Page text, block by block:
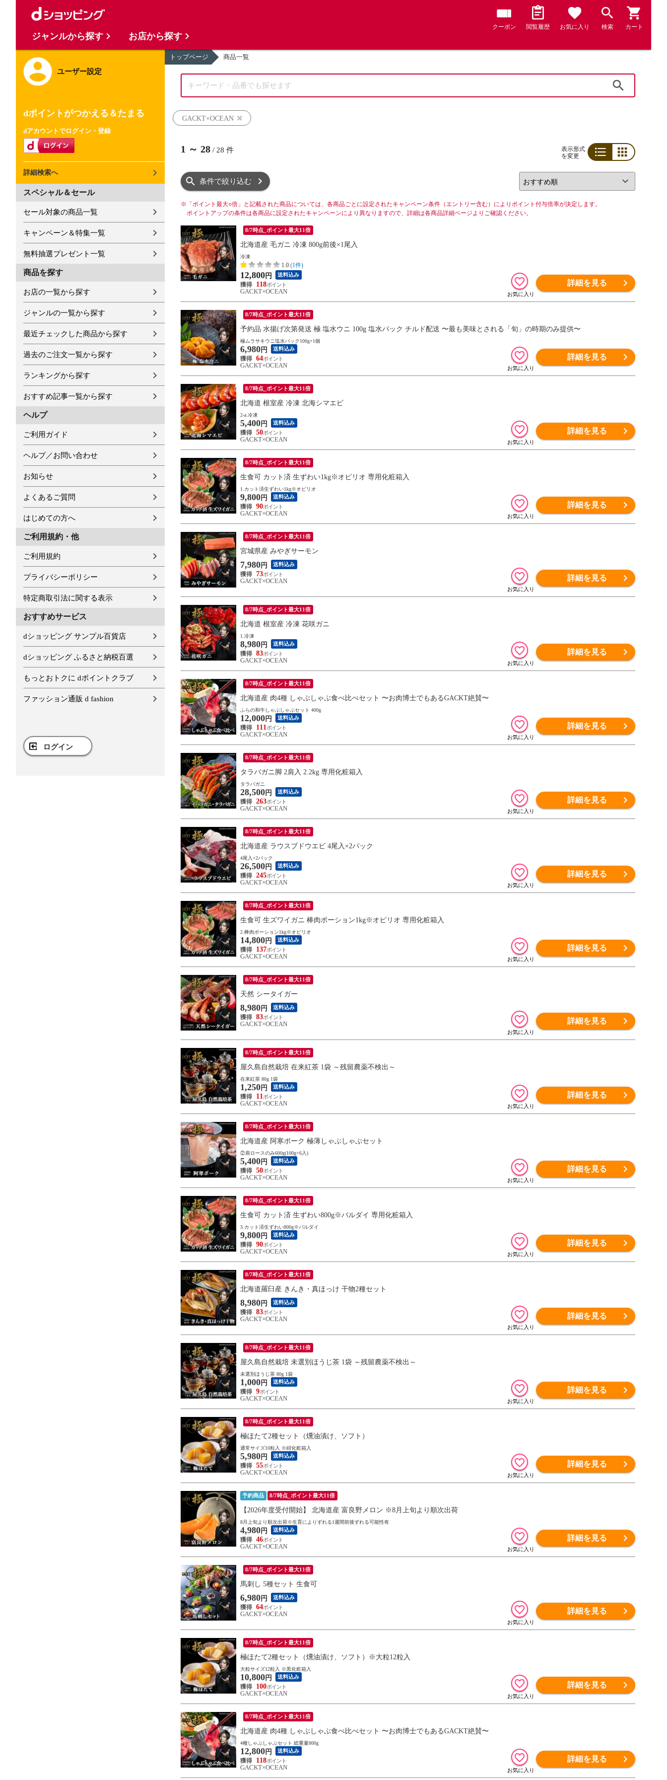
クーポン 閲覧履歴 お気に入り 検索 カート
ユーザー設定
dポイントがつかえる＆たまる
dアカウントでログイン・登録
詳細検索へ
スペシャル＆セール
セール対象の商品一覧
キャンペーン＆特集一覧
無料抽選プレゼント一覧
商品を探す
お店の一覧から探す
ジャンルの一覧から探す
最近チェックした商品から探す
過去のご注文一覧から探す
ランキングから探す
おすすめ記事一覧から探す
ヘルプ
ご利用ガイド
ヘルプ／お問い合わせ
お知らせ
よくあるご質問
はじめての方へ
ご利用規約・他
ご利用規約
プライバシーポリシー
特定商取引法に関する表示
おすすめサービス
dショッピング サンプル百貨店
dショッピング ふるさと納税百選
もっとおトクに dポイントクラブ
ファッション通販 d fashion
ログイン
トップページ 商品一覧
GACKT×OCEAN
1 ～ 28 / 28 件
表示形式
を変更
条件で絞り込む
※ 「ポイント最大○倍」と記載された商品については、各商品ごとに設定されたキャンペーン条件（エントリー含む）によりポイント付与倍率が決定します。
ポイントアップの条件は各商品に設定されたキャンペーンにより異なりますので、詳細は各商品詳細ページよりご確認ください。
8/7時点_ポイント最大11倍
北海道産 毛ガニ 冷凍 800g前後×1尾入
冷凍
1.0 (1件)
12,800 円 送料込み
118
GACKT×OCEAN
詳細を見る
8/7時点_ポイント最大11倍
予約品 水揚げ次第発送 極 塩水ウニ 100g 塩水パック チルド配送 〜最も美味とされる「旬」の時期のみ提供〜
極ムラサキウニ塩水パック100g×1個
6,980 円 送料込み
64
GACKT×OCEAN
詳細を見る
8/7時点_ポイント最大11倍
北海道 根室産 冷凍 北海シマエビ
2-a.冷凍
5,400 円 送料込み
50
GACKT×OCEAN
詳細を見る
8/7時点_ポイント最大11倍
生食可 カット済 生ずわい1kg※オピリオ 専用化粧箱入
1.カット済生ずわい1kg※オピリオ
9,800 円 送料込み
90
GACKT×OCEAN
詳細を見る
8/7時点_ポイント最大11倍
宮城県産 みやぎサーモン
7,980 円 送料込み
73
GACKT×OCEAN
詳細を見る
8/7時点_ポイント最大11倍
北海道 根室産 冷凍 花咲ガニ
1.冷凍
8,980 円 送料込み
83
GACKT×OCEAN
詳細を見る
8/7時点_ポイント最大11倍
北海道産 肉4種 しゃぶしゃぶ食べ比べセット 〜お肉博士でもあるGACKT絶賛〜
ふらの和牛しゃぶしゃぶセット 400g
12,000 円 送料込み
111
GACKT×OCEAN
詳細を見る
8/7時点_ポイント最大11倍
タラバガニ脚 2肩入 2.2kg 専用化粧箱入
タラバガニ
28,500 円 送料込み
263
GACKT×OCEAN
詳細を見る
8/7時点_ポイント最大11倍
北海道産 ラウスブドウエビ 4尾入×2パック
4尾入×2パック
26,500 円 送料込み
245
GACKT×OCEAN
詳細を見る
8/7時点_ポイント最大11倍
生食可 生ズワイガニ 棒肉ポーション1kg※オピリオ 専用化粧箱入
2.棒肉ポーション1kg※オピリオ
14,800 円 送料込み
137
GACKT×OCEAN
詳細を見る
8/7時点_ポイント最大11倍
天然 シータイガー
8,980 円 送料込み
83
GACKT×OCEAN
詳細を見る
8/7時点_ポイント最大11倍
屋久島自然栽培 在来紅茶 1袋 ～残留農薬不検出～
在来紅茶 80g 1袋
1,250 円 送料込み
11
GACKT×OCEAN
詳細を見る
8/7時点_ポイント最大11倍
北海道産 阿寒ポーク 極薄しゃぶしゃぶセット
②肩ロースのみ600g(100g×6入)
5,400 円 送料込み
50
GACKT×OCEAN
詳細を見る
8/7時点_ポイント最大11倍
生食可 カット済 生ずわい800g※バルダイ 専用化粧箱入
3.カット済生ずわい800g※バルダイ
9,800 円 送料込み
90
GACKT×OCEAN
詳細を見る
8/7時点_ポイント最大11倍
北海道羅臼産 きんき・真ほっけ 干物2種セット
8,980 円 送料込み
83
GACKT×OCEAN
詳細を見る
8/7時点_ポイント最大11倍
屋久島自然栽培 未選別ほうじ茶 1袋 ～残留農薬不検出～
未選別ほうじ茶 80g 1袋
1,000 円 送料込み
9
GACKT×OCEAN
詳細を見る
8/7時点_ポイント最大11倍
極ほたて2種セット（燻油漬け、ソフト）
通常サイズ10粒入 ※紺化粧箱入
5,980 円 送料込み
55
GACKT×OCEAN
詳細を見る
予約商品 8/7時点_ポイント最大11倍
【2026年度受付開始】 北海道産 富良野メロン ※8月上旬より順次出荷
8月上旬より順次出荷※生育によりずれる1週間前後ずれる可能性有
4,980 円 送料込み
46
GACKT×OCEAN
詳細を見る
8/7時点_ポイント最大11倍
馬刺し 5種セット 生食可
6,980 円 送料込み
64
GACKT×OCEAN
詳細を見る
8/7時点_ポイント最大11倍
極ほたて2種セット（燻油漬け、ソフト）※大粒12粒入
大粒サイズ12粒入 ※黒化粧箱入
10,800 円 送料込み
100
GACKT×OCEAN
詳細を見る
8/7時点_ポイント最大11倍
北海道産 肉4種 しゃぶしゃぶ食べ比べセット 〜お肉博士でもあるGACKT絶賛〜
4種しゃぶしゃぶセット 総重量800g
12,800 円 送料込み
118
GACKT×OCEAN
詳細を見る
ジャンルから探す お店から探す